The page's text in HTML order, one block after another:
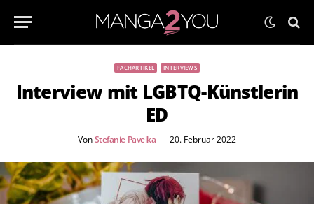
FACHARTIKEL INTERVIEWS
Interview mit LGBTQ-Künstlerin
ED
VonStefanie Pavelka 20. Februar 2022